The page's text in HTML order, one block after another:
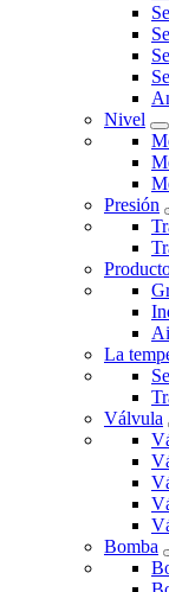
Nivel
Presión
La
Válvula
Bomba